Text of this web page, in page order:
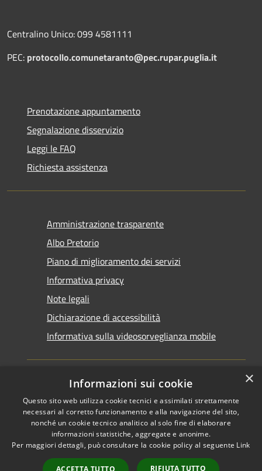
Centralino Unico: 099 4581111
PEC: protocollo.comunetaranto@pec.rupar.puglia.it
Prenotazione appuntamento
Segnalazione disservizio
Leggi le FAQ
Richiesta assistenza
Amministrazione trasparente
Albo Pretorio
Piano di miglioramento dei servizi
Informativa privacy
Note legali
Dichiarazione di accessibilità
Informativa sulla videosorveglianza mobile
RSS
Accessibilità
Cookie
Mappa del sito
Copyright © 2026 • Comune di
Taranto • Powered by
Municipium•Accesso
redazione
×
Informazioni sui cookie
Questo sito web utilizza cookie tecnici e assimilati strettamente
necessari al corretto funzionamento e alla navigazione del sito,
nonché un cookie tecnico analitico al solo fine di elaborare
informazioni statistiche, aggregate e anonime.
Per maggiori dettagli, può consultare la cookie policy al seguente Link
ACCETTA TUTTO RIFIUTA TUTTO